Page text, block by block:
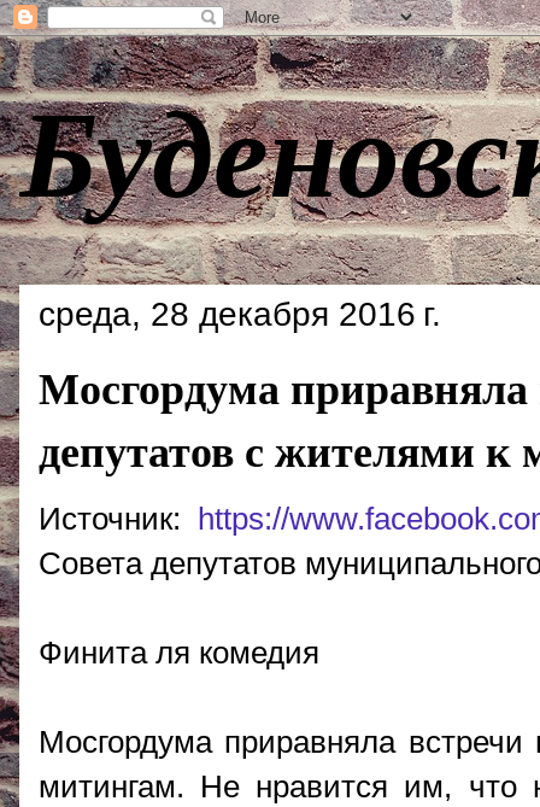
среда, 28 декабря 2016 г.
Мосгордума
депутатов с жителями к
Источник: https://
Совета депутатов
Финита ля комедия
Мосгордума приравняла
митингам. Не нравится им, что